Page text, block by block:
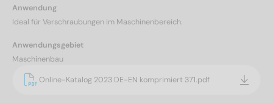
Anwendung
Ideal für Verschraubungen im Maschinenbereich.
Anwendungsgebiet
Maschinenbau
Online-Katalog 2023 DE-EN komprimiert 371.pdf